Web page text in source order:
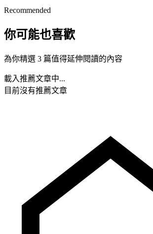
Recommended
你可能也喜歡
為你精選 3 篇值得延伸閱讀的內容
載入推薦文章中...
目前沒有推薦文章